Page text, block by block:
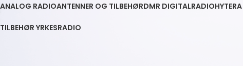
ANALOG RADIOANTENNER OG TILBEHØRDMR DIGITALRADIO
TILBEHØR YRKESRADIO